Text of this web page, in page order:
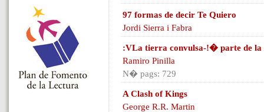
97 formas de decir Te Quiero
Jordi Sierra i Fabra
:VLa tierra convulsa-!� parte de la
Ramiro Pinilla
N� pags: 729
A Clash of Kings
George R.R. Martin